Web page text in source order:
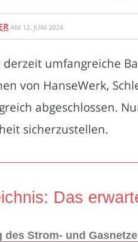
AM 12. JUNI 2024
umfangreiche
von HanseWerk,
abgeschlossen.
sicherzustellen.
Das
des Strom- und